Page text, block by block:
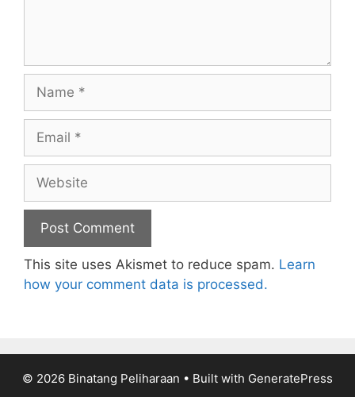
This site uses Akismet to reduce spam. Learn
how your comment data is processed.
© 2026 Binatang Peliharaan • Built with GeneratePress